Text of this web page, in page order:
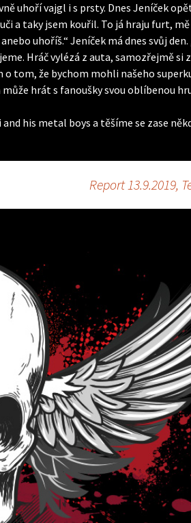
uhoří vajgl i s prsty. Dnes Jeníček
a taky jsem kouřil. To já hraju furt,
uhoříš.“ Jeníček má dnes svůj
Hráč vylézá z auta, samozřejmě si
tom, že bychom mohli našeho
hrát s fanoušky svou oblíbenou
his metal boys a těšíme se zase
Report 13.9.2019,